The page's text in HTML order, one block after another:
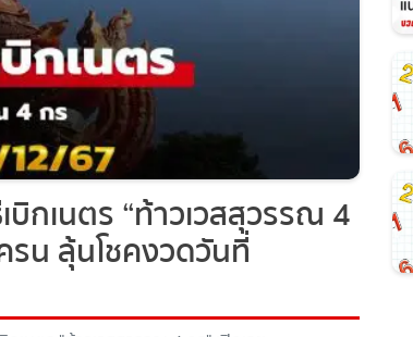
กเนตร “ท้าวเวสสุวรรณ 4
รน ลุ้นโชคงวดวันที่